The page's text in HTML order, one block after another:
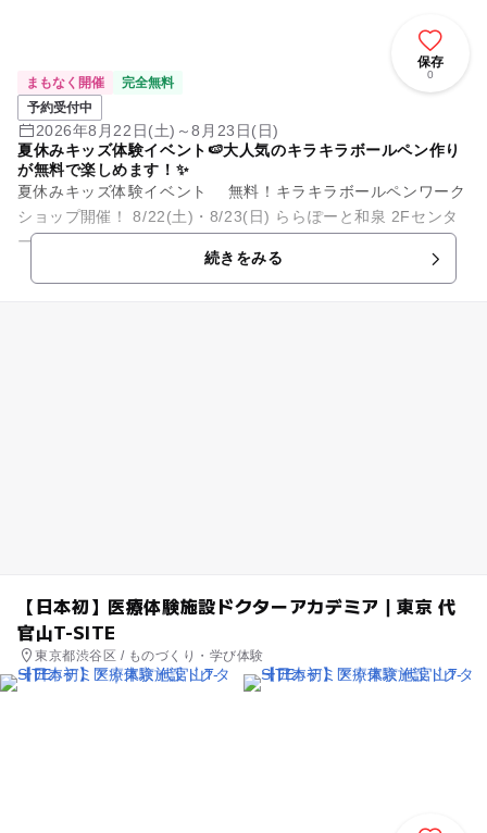
保存
0
まもなく開催
完全無料
予約受付中
2026年8月22日(土)～8月23日(日)
夏休みキッズ体験イベント🍉大人気のキラキラボールペン作り
が無料で楽しめます！✨
夏休みキッズ体験イベント 無料！キラキラボールペンワーク
ショップ開催！ 8/22(土)・8/23(日) ららぽーと和泉 2Fセンタ
ーコート にて開催！ 夏休みの思い出を残...
続きをみる
【日本初】医療体験施設ドクターアカデミア｜東京 代
官山T-SITE
東京都渋谷区 / ものづくり・学び体験